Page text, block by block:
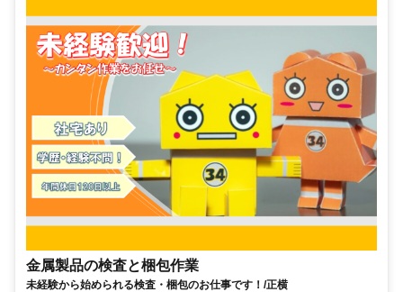
金属製品の検査と梱包作業
未経験から始められる検査・梱包のお仕事です！/正横